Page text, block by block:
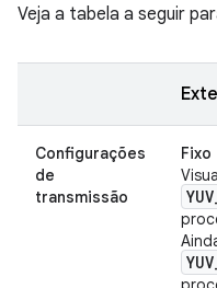
Veja a tabela a seguir
Configurações
de
transmissão
Fixo
YUV
YUV